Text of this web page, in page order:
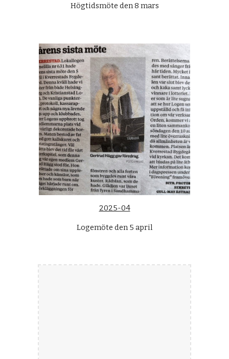
Högtidsmöte den 8 mars
2025-04
Logemöte den 5 april